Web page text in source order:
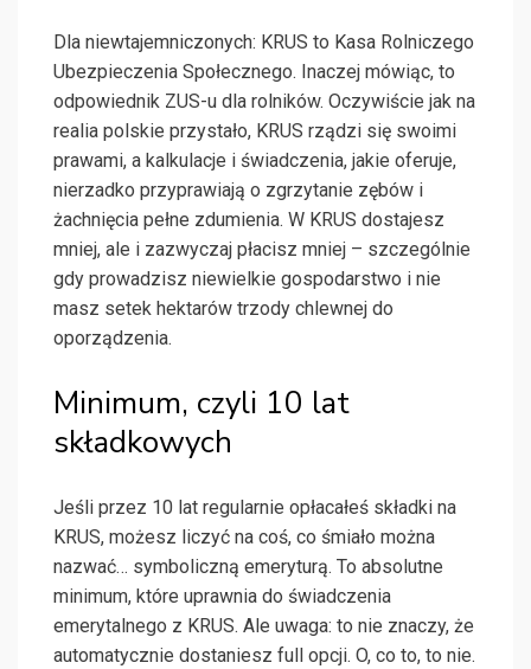
Dla niewtajemniczonych: KRUS to Kasa Rolniczego
Ubezpieczenia Społecznego. Inaczej mówiąc, to
odpowiednik ZUS-u dla rolników. Oczywiście jak na
realia polskie przystało, KRUS rządzi się swoimi
prawami, a kalkulacje i świadczenia, jakie oferuje,
nierzadko przyprawiają o zgrzytanie zębów i
żachnięcia pełne zdumienia. W KRUS dostajesz
mniej, ale i zazwyczaj płacisz mniej – szczególnie
gdy prowadzisz niewielkie gospodarstwo i nie
masz setek hektarów trzody chlewnej do
oporządzenia.
Minimum, czyli 10 lat
składkowych
Jeśli przez 10 lat regularnie opłacałeś składki na
KRUS, możesz liczyć na coś, co śmiało można
nazwać… symboliczną emeryturą. To absolutne
minimum, które uprawnia do świadczenia
emerytalnego z KRUS. Ale uwaga: to nie znaczy, że
automatycznie dostaniesz full opcji. O, co to, to nie.